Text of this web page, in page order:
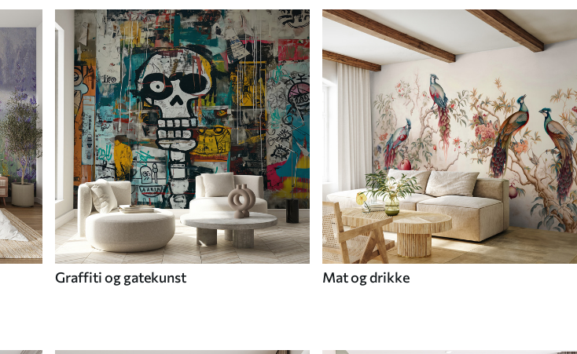
Graffiti og gatekunst Mat og drikke